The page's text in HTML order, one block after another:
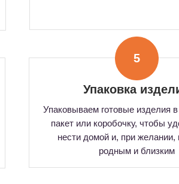
Упаковка
Упаковываем готовые изделия
пакет или коробочку, чтобы
нести домой и, при желании,
родным и близким
5